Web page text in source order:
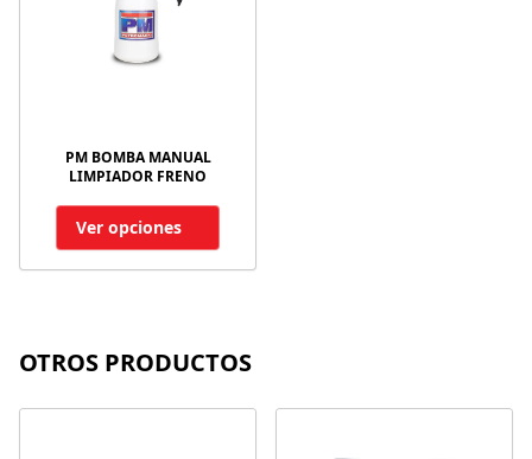
PM BOMBA MANUAL
LIMPIADOR FRENO
Ver opciones
OTROS PRODUCTOS